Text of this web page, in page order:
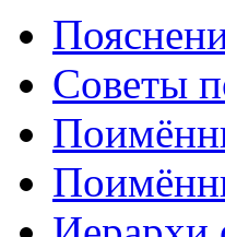
Советы